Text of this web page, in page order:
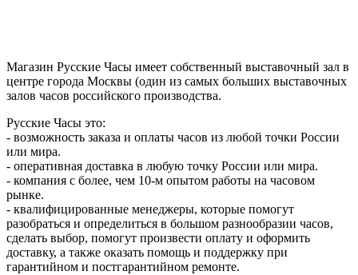
Магазин Русские Часы имеет собственный выставочный зал в
центре города Москвы (один из самых больших выставочных
залов часов российского производства.
Русские Часы это:
- возможность заказа и оплаты часов из любой точки России
или мира.
- оперативная доставка в любую точку России или мира.
- компания с более, чем 10-м опытом работы на часовом
рынке.
- квалифицированные менеджеры, которые помогут
разобраться и определиться в большом разнообразии часов,
сделать выбор, помогут произвести оплату и оформить
доставку, а также оказать помощь и поддержку при
гарантийном и постгарантийном ремонте.